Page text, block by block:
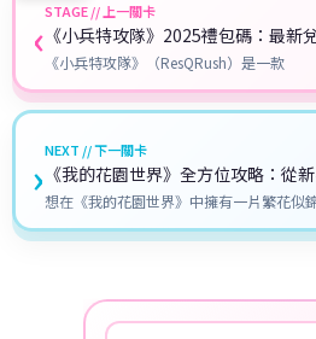
‹STAGE // 上一關卡
《小兵特攻隊》2025禮包碼：最新
《小兵特攻隊》（ResQRush）是一款
NEXT // 下一關卡
《我的花園世界》全方位攻略：從
致富的祕訣都在這！
想在《我的花園世界》中擁有一片繁花似
›